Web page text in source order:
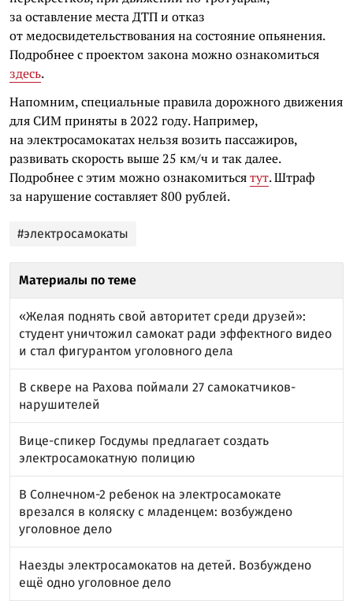
за оставление места ДТП и отказ
от медосвидетельствования на состояние опьянения.
Подробнее с проектом закона можно ознакомиться
здесь.
Напомним, специальные правила дорожного движения
для СИМ приняты в 2022 году. Например,
на электросамокатах нельзя возить пассажиров,
развивать скорость выше 25 км/ч и так далее.
Подробнее с этим можно ознакомитьсятут. Штраф
за нарушение составляет 800 рублей.
#электросамокаты
Материалы по теме
«Желая поднять свой авторитет среди друзей»:
студент уничтожил самокат ради эффектного видео
и стал фигурантом уголовного дела
В сквере на Рахова поймали 27 самокатчиков-
нарушителей
Вице-спикер Госдумы предлагает создать
электросамокатную полицию
В Солнечном-2 ребенок на электросамокате
врезался в коляску с младенцем: возбуждено
уголовное дело
Наезды электросамокатов на детей. Возбуждено
ещё одно уголовное дело